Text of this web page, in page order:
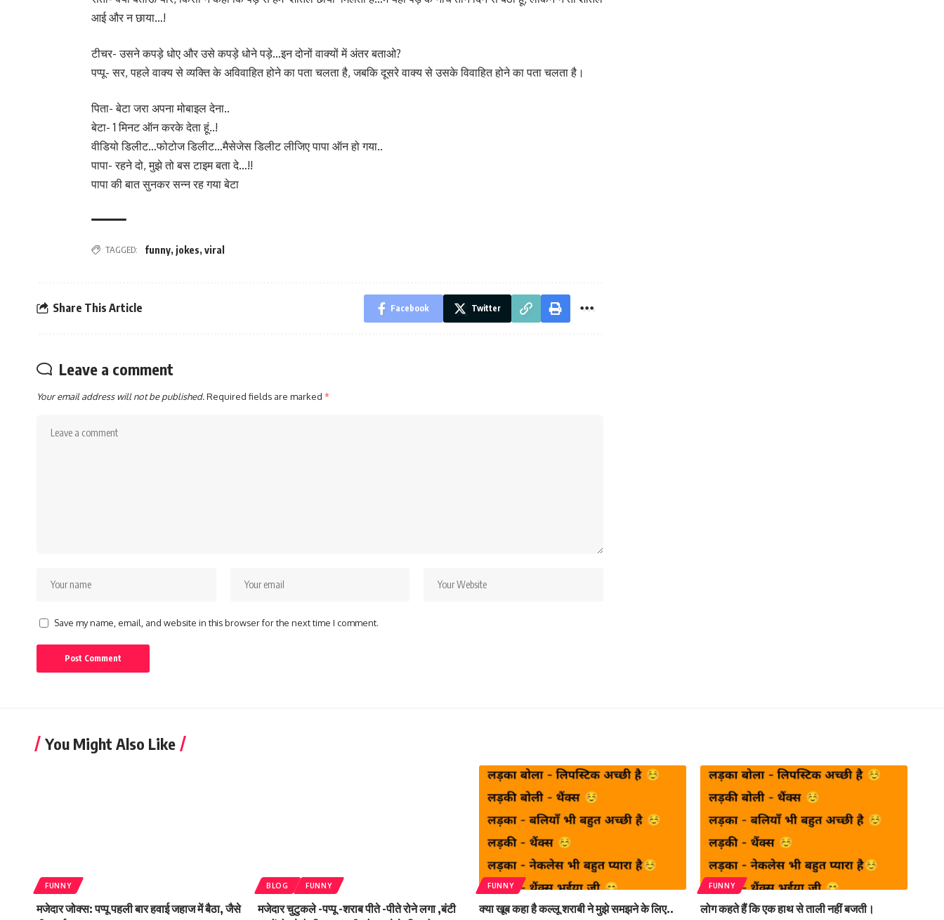
आई और न छाया…!
टीचर- उसने कपड़े धोए और उसे कपड़े धोने पड़े…इन दोनों वाक्यों में अंतर बताओ?
पप्पू- सर, पहले वाक्य से व्यक्ति के अविवाहित होने का पता चलता है, जबकि दूसरे वाक्य से उसके विवाहित होने का पता चलता है।
पिता- बेटा जरा अपना मोबाइल देना..
बेटा- 1 मिनट ऑन करके देता हूं..!
वीडियो डिलीट…फोटोज डिलीट…मैसेजेस डिलीट लीजिए पापा ऑन हो गया..
पापा- रहने दो, मुझे तो बस टाइम बता दे…!!
पापा की बात सुनकर सन्न रह गया बेटा
TAGGED: funny, jokes, viral
Share This Article Facebook Twitter
Leave a comment
Your email address will not be published.Required fields are marked *
Save my name, email, and website in this browser for the next time I comment.
You Might Also Like
FUNNY
मजेदार जोक्स: पप्पू पहली बार हवाई जहाज में बैठा, जैसे
BLOG FUNNY
मजेदार चुटुकले -पप्पू -शराब पीते -पीते रोने लगा ,बंटी
FUNNY
क्या खूब कहा है कल्लू शराबी ने मुझे समझने के लिए..
FUNNY
लोग कहते हैं कि एक हाथ से ताली नहीं बजती।